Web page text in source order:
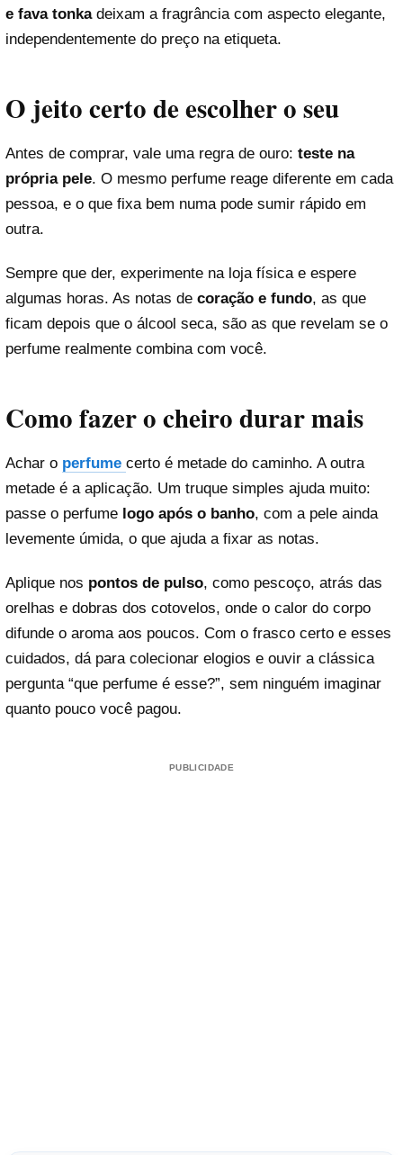
e fava tonkadeixam a fragrância com aspecto elegante,
independentemente do preço na etiqueta.
O jeito certo de escolher o seu
Antes de comprar, vale uma regra de ouro: teste na
própria pele. O mesmo perfume reage diferente em cada
pessoa, e o que fixa bem numa pode sumir rápido em
outra.
Sempre que der, experimente na loja física e espere
algumas horas. As notas de coração e fundo, as que
ficam depois que o álcool seca, são as que revelam se o
perfume realmente combina com você.
Como fazer o cheiro durar mais
Achar o perfume certo é metade do caminho. A outra
metade é a aplicação. Um truque simples ajuda muito:
passe o perfume logo após o banho, com a pele ainda
levemente úmida, o que ajuda a fixar as notas.
Aplique nos pontos de pulso, como pescoço, atrás das
orelhas e dobras dos cotovelos, onde o calor do corpo
difunde o aroma aos poucos. Com o frasco certo e esses
cuidados, dá para colecionar elogios e ouvir a clássica
pergunta “que perfume é esse?”, sem ninguém imaginar
quanto pouco você pagou.
PUBLICIDADE